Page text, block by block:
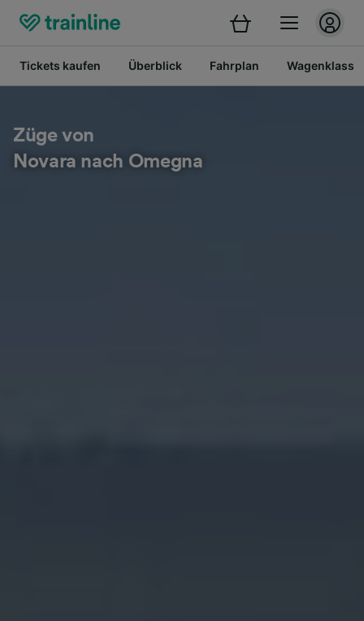
Tickets kaufen Überblick Fahrplan
Züge von
Novara nach Omegna